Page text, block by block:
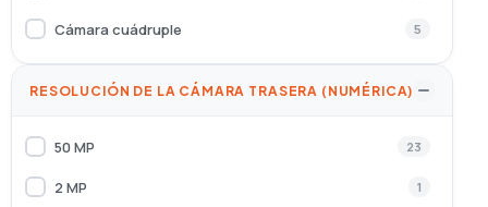
Cámara cuádruple 5
RESOLUCIÓN DE LA CÁMARA TRASERA (NUMÉRICA)
50 MP 23
2 MP 1